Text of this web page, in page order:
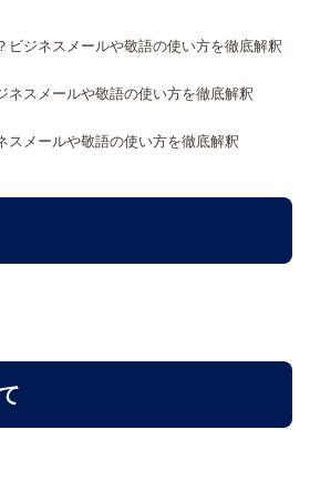
ビジネスメールや敬語の使い方を徹底解釈
ネスメールや敬語の使い方を徹底解釈
スメールや敬語の使い方を徹底解釈